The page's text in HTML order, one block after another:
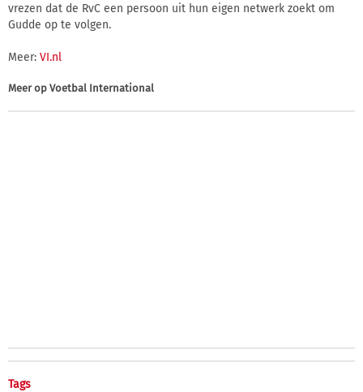
vrezen dat de RvC een persoon uit hun eigen netwerk zoekt om
Gudde op te volgen.
Meer: VI.nl
Meer op Voetbal International
Tags